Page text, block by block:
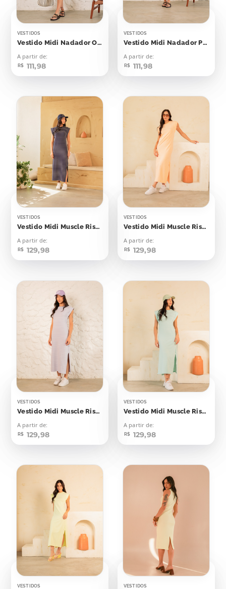
VESTIDOS
Vestido Midi Nadador Off Listras Pretas
A partir de:
R$ 111,98
VESTIDOS
Vestido Midi Nadador Preto Listras Off
A partir de:
R$ 111,98
VESTIDOS
Vestido Midi Muscle Risca de Giz Azul Marinho
A partir de:
R$ 129,98
VESTIDOS
Vestido Midi Muscle Risca de Giz Laranja Candy
A partir de:
R$ 129,98
VESTIDOS
Vestido Midi Muscle Risca de Giz Lilás
A partir de:
R$ 129,98
VESTIDOS
Vestido Midi Muscle Risca de Giz Verde Bebê
A partir de:
R$ 129,98
VESTIDOS VESTIDOS